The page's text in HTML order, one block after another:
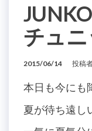
チュニ
2015/06/14 投稿
本日も今にも
夏が待ち遠し